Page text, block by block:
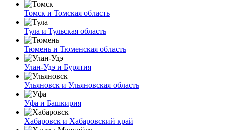
Томск и Томская область
Тула и Тульская область
Тюмень и Тюменская область
Улан-Удэ и Бурятия
Ульяновск и Ульяновская область
Уфа и Башкирия
Хабаровск и Хабаровский край